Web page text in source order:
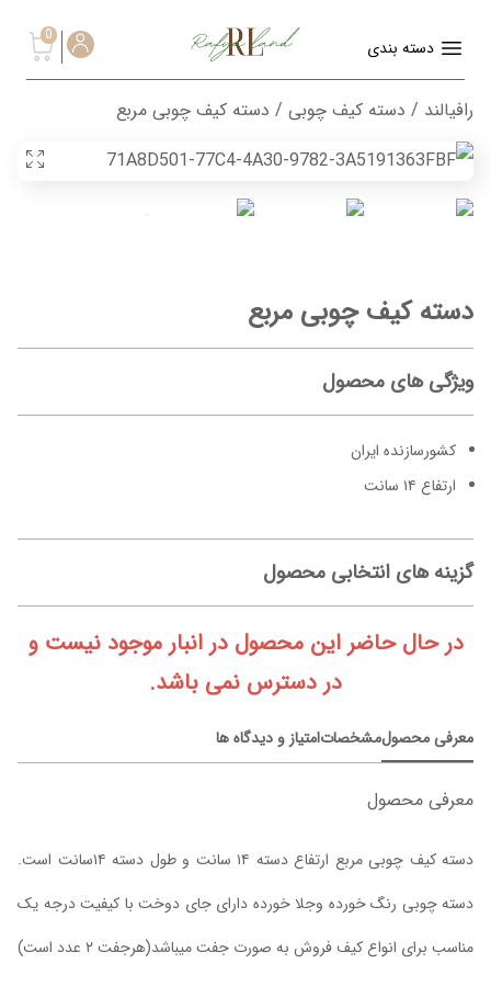
دسته بندی
0
رافیالند / دسته کیف چوبی / دسته کیف چوبی مربع
دسته کیف چوبی مربع
ویژگی های محصول
کشورسازنده ایران
ارتفاع ۱۴ سانت
گزینه های انتخابی محصول
در حال حاضر این محصول در انبار موجود نیست و
در دسترس نمی باشد.
معرفی محصولمشخصاتامتیاز و دیدگاه ها
معرفی محصول
دسته کیف چوبی مربع ارتفاع دسته ۱۴ سانت و طول دسته ۱۴سانت است.
دسته چوبی رنگ خورده وجلا خورده دارای جای دوخت با کیفیت درجه یک
مناسب برای انواع کیف فروش به صورت جفت میباشد(هرجفت ۲ عدد است)